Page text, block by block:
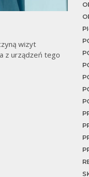
wizyt
z urządzeń tego